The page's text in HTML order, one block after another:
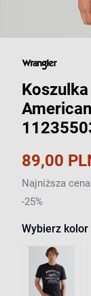
89,00
Najniższa
-25%
Wybierz kolor